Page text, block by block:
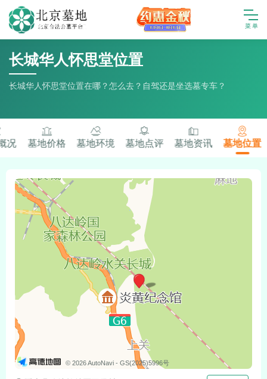
长城华人怀思堂位置
长城华人怀思堂位置在哪？怎么去？自驾还是坐选墓专车？
况 墓地价格 墓地环境 墓地点评 墓地资讯 墓地位置
© 2026 AutoNavi - GS(2025)5996号